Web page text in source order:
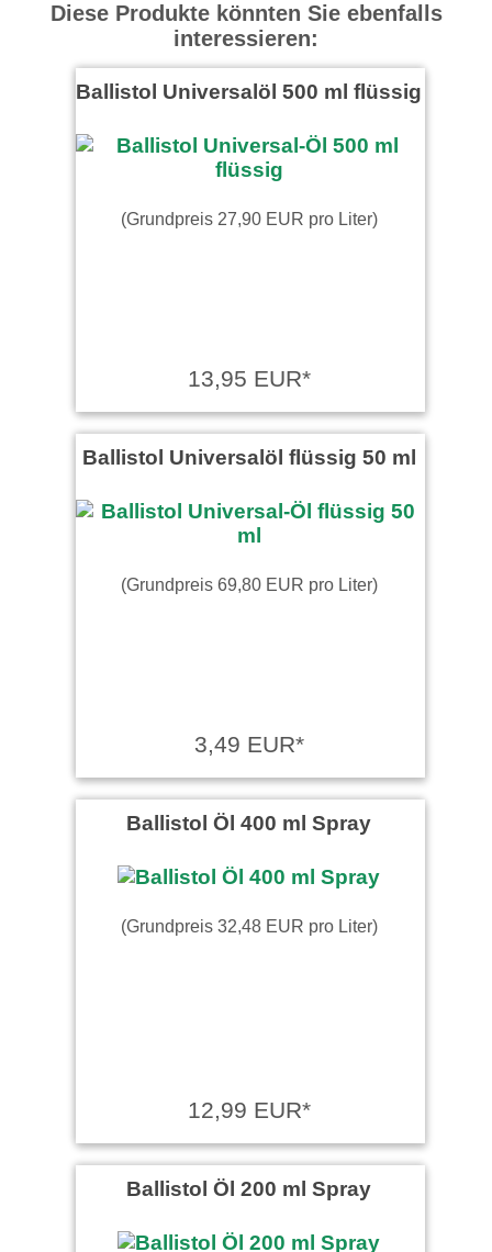
Diese Produkte könnten Sie ebenfalls
interessieren:
Ballistol Universalöl 500 ml flüssig
(Grundpreis 27,90 EUR pro Liter)
13,95 EUR*
Ballistol Universalöl flüssig 50 ml
(Grundpreis 69,80 EUR pro Liter)
3,49 EUR*
Ballistol Öl 400 ml Spray
(Grundpreis 32,48 EUR pro Liter)
12,99 EUR*
Ballistol Öl 200 ml Spray